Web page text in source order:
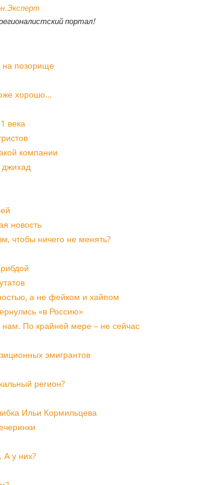
портал!
на позорище
хорошо…
века
компании
новость
чтобы ничего не менять?
а не фейком и хайпом
«в Россию»
По крайней мере – не сейчас
эмигрантов
регион?
Ильи Кормильцева
А у них?